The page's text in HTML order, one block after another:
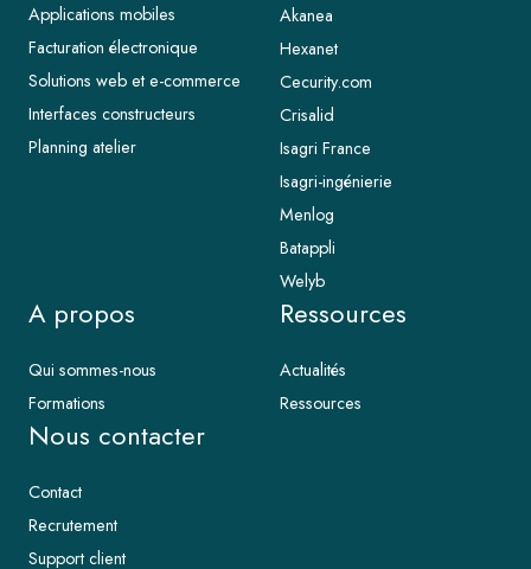
Applications mobiles
Facturation électronique
Solutions web et e-commerce
Interfaces constructeurs
Planning atelier
Akanea
Hexanet
Cecurity.com
Crisalid
Isagri France
Isagri-ingénierie
Menlog
Batappli
Welyb
A propos
Qui sommes-nous
Formations
Ressources
Actualités
Ressources
Nous contacter
Contact
Recrutement
Support client